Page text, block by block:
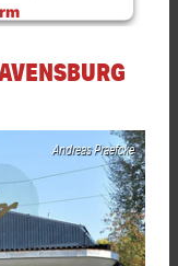
Andreas Praefcke